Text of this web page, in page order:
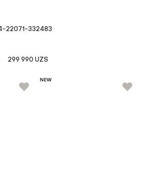
22071-332483
299 990 UZS
NEW